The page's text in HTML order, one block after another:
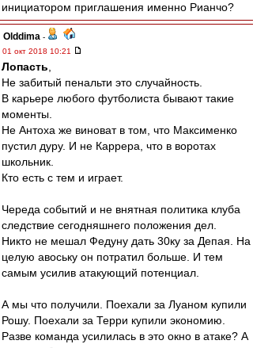
инициатором приглашения именно Рианчо?
Olddima -
01 окт 2018 10:21
Лопасть
Не забитый пенальти это случайность.
В карьере любого футболиста бывают такие
моменты.
Не Антоха же виноват в том, что Максименко
пустил дуру. И не Каррера, что в воротах
школьник.
Кто есть с тем и играет.
Череда событий и не внятная политика клуба
следствие сегодняшнего положения дел.
Никто не мешал Федуну дать 30ку за Депая. На
целую авоську он потратил больше. И тем
самым усилив атакующий потенциал.
А мы что получили. Поехали за Луаном купили
Рошу. Поехали за Терри купили экономию.
Разве команда усилилась в это окно в атаке? А